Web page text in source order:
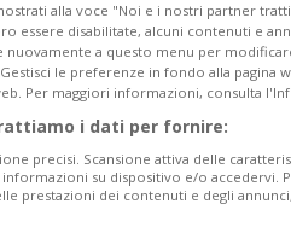
alla voce "Noi e i nostri partner
essere disabilitate, alcuni contenuti e
nuovamente a questo menu per
le preferenze in fondo alla pagina
Per maggiori informazioni, consulta
i dati per fornire:
precisi. Scansione attiva delle
su dispositivo e/o accedervi.
prestazioni dei contenuti e degli